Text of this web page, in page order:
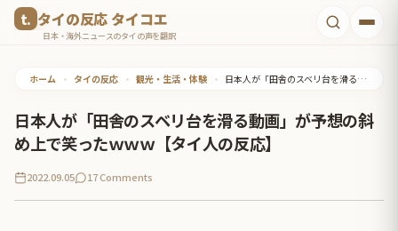
タイの反応 タイコエ
日本・海外ニュースのタイの声を翻訳
ホーム • タイの反応 • 観光・生活・体験 • 日本人が「田舎のスベリ台を滑る動画」が予想の斜め上で笑ったｗｗｗ【タイ人の反応】
日本人が「田舎のスベリ台を滑る動画」が予想の斜
め上で笑ったｗｗｗ【タイ人の反応】
2022.09.05 17 Comments